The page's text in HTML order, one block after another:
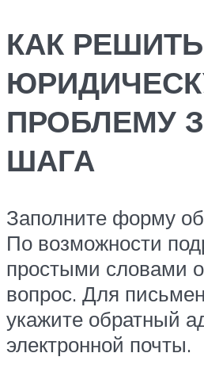
КАК РЕШИТЬ
ПРОБЛЕМУ
ШАГА
Заполните форму
По возможности
простыми словами
вопрос. Для
укажите обратный
электронной почты.